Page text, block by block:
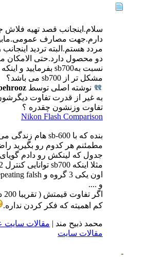
سلام.اینجانب قصد تهیه فلاش
مردد هستم.البته تردید
مشکل تر از sb700 می باشد؟
نوشته اصلی توسط
به غیر از قدرت تفاوت
تفاوت وزنشون چقدره ؟
Nikon Flash Comparison
بنده که با sb-600 هام زندگی می کنم.
مطمئنم هر کدوم رو بگیرید
جدول که لینکش رو دادم
و ....
کم اهمیته که فکر کردن نداره.
محمد ذبیح مند | مقالات سایت
مقالات سایت